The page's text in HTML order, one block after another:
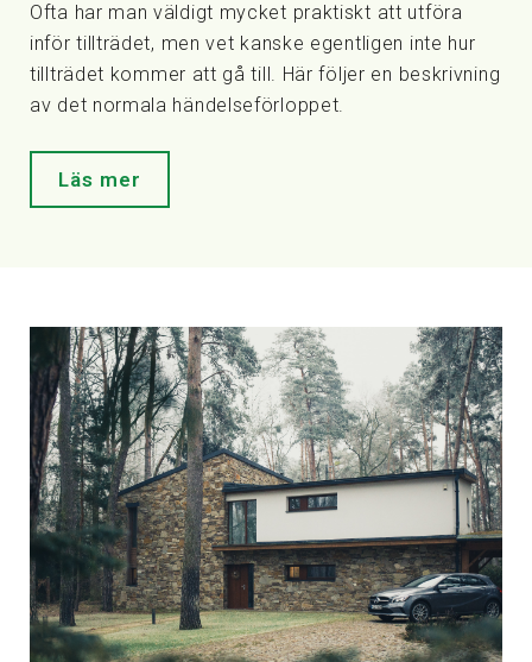
Ofta har man väldigt mycket praktiskt att utföra
inför tillträdet, men vet kanske egentligen inte hur
tillträdet kommer att gå till. Här följer en beskrivning
av det normala händelseförloppet.
Läs mer